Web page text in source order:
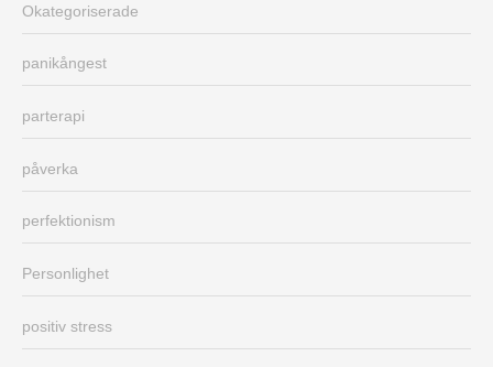
Okategoriserade
panikångest
parterapi
påverka
perfektionism
Personlighet
positiv stress